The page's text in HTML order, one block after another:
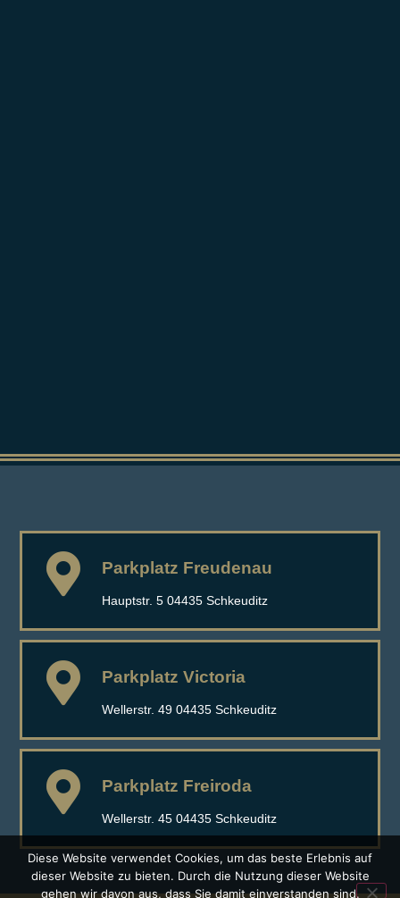
Parkplatz Freudenau
Hauptstr. 5 04435 Schkeuditz
Parkplatz Victoria
Wellerstr. 49 04435 Schkeuditz
Parkplatz Freiroda
Wellerstr. 45 04435 Schkeuditz
Diese Website verwendet Cookies, um das beste Erlebnis auf
dieser Website zu bieten. Durch die Nutzung dieser Website
gehen wir davon aus, dass Sie damit einverstanden sind.